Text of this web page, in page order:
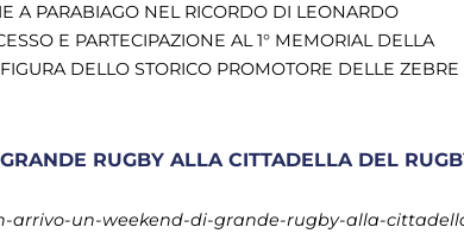
A PARABIAGO NEL RICORDO DI LEONARDO
E PARTECIPAZIONE AL 1° MEMORIAL DELLA
DELLO STORICO PROMOTORE DELLE ZEBRE
RUGBY ALLA CITTADELLA DEL
arrivo-un-weekend-di-grande-rugby-alla-